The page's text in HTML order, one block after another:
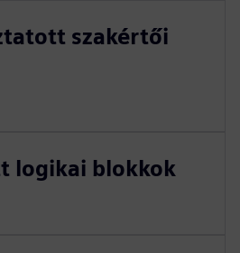
szakértői
logikai blokkok